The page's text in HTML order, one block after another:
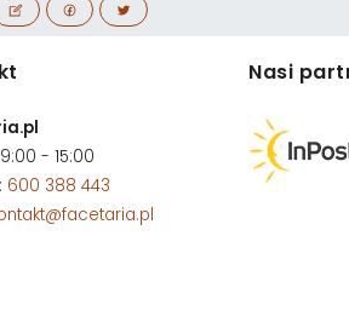
9:00 - 15:00
600 388 443
Nasi